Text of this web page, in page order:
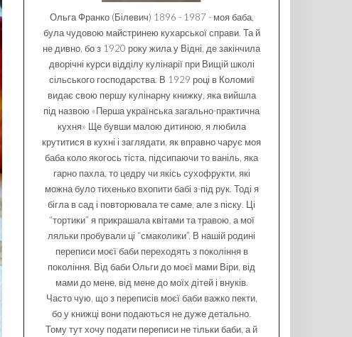
Ольга Франко (Білевич) 1896 - 1987 - моя баба,
була чудовою майстринею кухарської справи. Та й
не дивно, бо з 1920 року жила у Відні, де закінчила
дворічні курси відділу кулінарії при Вищій школі
сільського господарства. В 1929 році в Коломиї
видає свою першу кулінарну книжку, яка вийшла
під назвою «Перша українська загально-практична
кухня» Ще бувши малою дитиною, я любила
крутитися в кухні і заглядати, як вправно чарує моя
баба коло якогось тіста, підсипаючи то ваніль, яка
гарно пахла, то цедру чи якісь сухофрукти, які
можна було тихенько вхопити бабі з-під рук. Тоді я
бігла в сад і повторювала те саме, але з піску. Ці
“тортики” я прикрашала квітами та травою, а мої
ляльки пробували ці “смаколики”. В нашій родині
переписи моєї баби переходять з покоління в
покоління. Від баби Ольги до моєї мами Віри, від
мами до мене, від мене до моїх дітей і внуків.
Часто чую, що з переписів моєї баби важко пекти,
бо у книжці вони подаються не дуже детально.
Тому тут хочу подати переписи не тільки баби, а й